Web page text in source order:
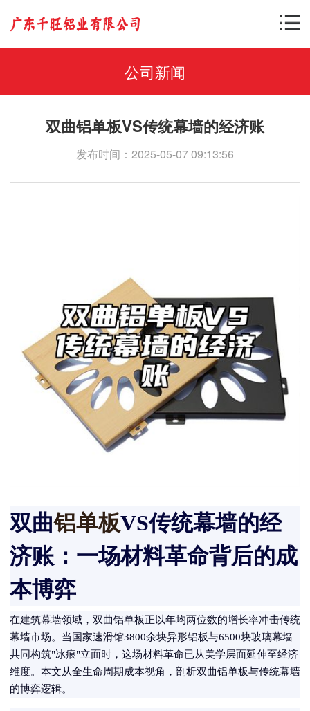
公司新闻
双曲铝单板VS传统幕墙的经济账
发布时间：2025-05-07 09:13:56
双曲铝单板VS传统幕墙的经
济账：一场材料革命背后的成
本博弈
在建筑幕墙领域，双曲铝单板正以年均两位数的增长率冲击传统
幕墙市场。当国家速滑馆3800余块异形铝板与6500块玻璃幕墙
共同构筑"冰痕"立面时，这场材料革命已从美学层面延伸至经济
维度。本文从全生命周期成本视角，剖析双曲铝单板与传统幕墙
的博弈逻辑。